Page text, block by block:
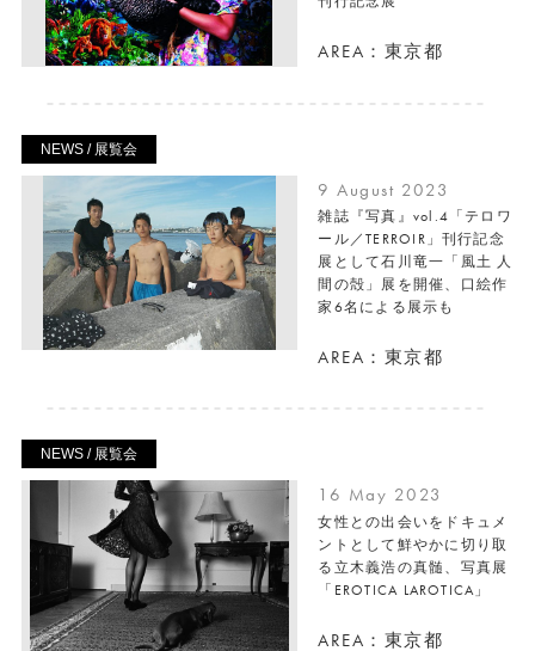
AREA：東京都
NEWS / 展覧会
9 August 2023
雑誌『写真』vol.4「テロワ
ール／TERROIR」刊行記念
展として石川竜一「風土 人
間の殻」展を開催、口絵作
家6名による展示も
AREA：東京都
NEWS / 展覧会
16 May 2023
女性との出会いをドキュメ
ントとして鮮やかに切り取
る立木義浩の真髄、写真展
「EROTICA LAROTICA」
AREA：東京都